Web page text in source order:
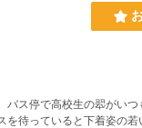
バス停で高校生の翆がい
を待っていると下着姿の